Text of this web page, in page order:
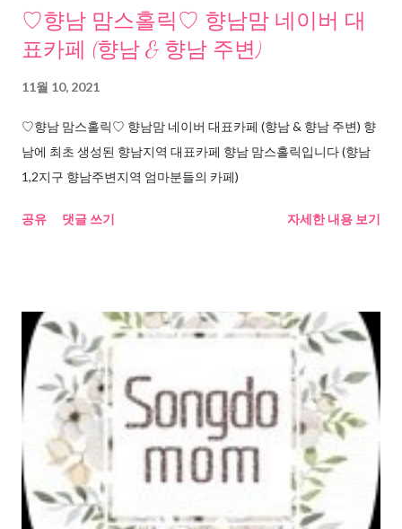
♡향남 맘스홀릭♡ 향남맘 네이버 대
표카페 (향남 & 향남 주변)
11월 10, 2021
♡향남 맘스홀릭♡ 향남맘 네이버 대표카페 (향남 & 향남 주변) 향
남에 최초 생성된 향남지역 대표카페 향남 맘스홀릭입니다 (향남
1,2지구 향남주변지역 엄마분들의 카페)
공유 댓글 쓰기 자세한 내용 보기